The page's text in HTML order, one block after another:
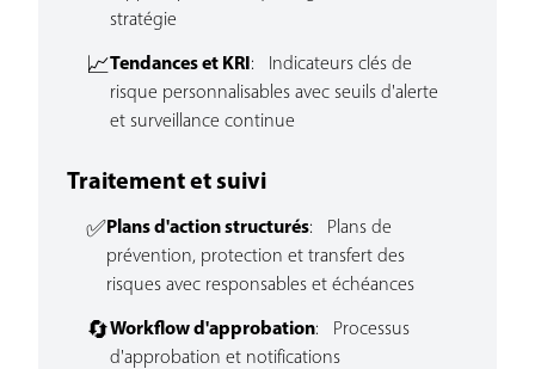
stratégie
📈Tendances et KRI: Indicateurs clés de
risque personnalisables avec seuils d'alerte
et surveillance continue
Traitement et suivi
✅Plans d'action structurés: Plans de
prévention, protection et transfert des
risques avec responsables et échéances
🔄Workflow d'approbation: Processus
d'approbation et notifications